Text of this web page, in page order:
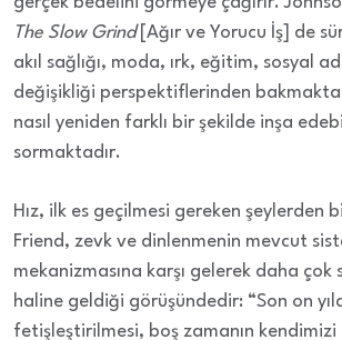
The Slow Grind[Ağır ve Yorucu İş] de
akıl sağlığı, moda, ırk, eğitim, sosyal
değişikliği perspektiflerinden bakmakta
nasıl yeniden farklı bir şekilde inşa
sormaktadır.
Hız, ilk es geçilmesi gereken şeylerden
Friend, zevk ve dinlenmenin mevcut
mekanizmasına karşı gelerek daha çok
haline geldiği görüşündedir: “Son on
fetişleştirilmesi, boş zamanın kendimizi